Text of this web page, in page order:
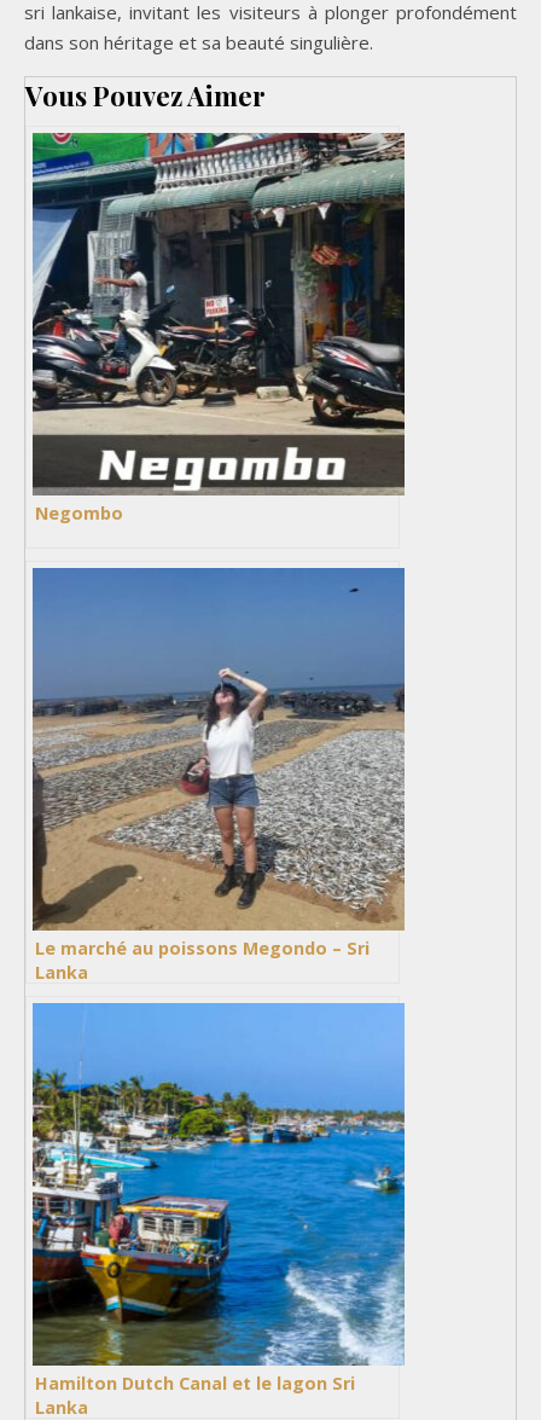
sri lankaise, invitant les visiteurs à plonger profondément
dans son héritage et sa beauté singulière.
Vous Pouvez Aimer
Negombo
Le marché au poissons Megondo – Sri
Lanka
Hamilton Dutch Canal et le lagon Sri
Lanka